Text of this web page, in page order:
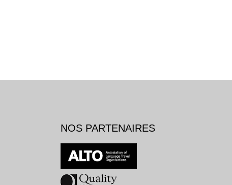
NOS PARTENAIRES